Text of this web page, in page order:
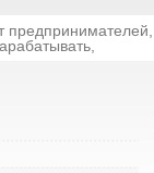
предпринимателей,